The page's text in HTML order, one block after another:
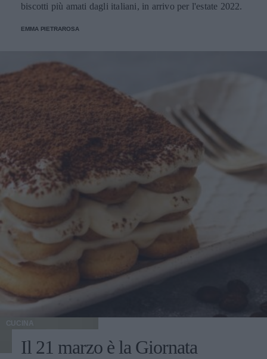
biscotti più amati dagli italiani, in arrivo per l'estate 2022.
EMMA PIETRAROSA
CUCINA
Il 21 marzo è la Giornata